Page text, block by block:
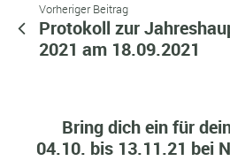
Vorheriger Beitrag
Protokoll zur
2021 am 18.09.2021
Bring dich ein für
04.10. bis 13.11.21 bei